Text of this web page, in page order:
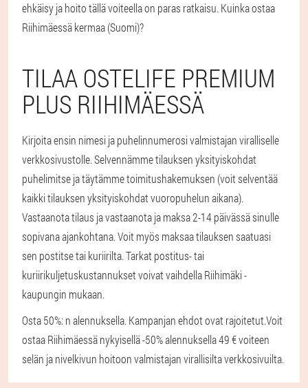
ehkäisy ja hoito tällä voiteella on paras ratkaisu. Kuinka ostaa
Riihimäessä kermaa (Suomi)?
TILAA OSTELIFE PREMIUM
PLUS RIIHIMÄESSÄ
Kirjoita ensin nimesi ja puhelinnumerosi valmistajan viralliselle
verkkosivustolle. Selvennämme tilauksen yksityiskohdat
puhelimitse ja täytämme toimitushakemuksen (voit selventää
kaikki tilauksen yksityiskohdat vuoropuhelun aikana).
Vastaanota tilaus ja vastaanota ja maksa 2-14 päivässä sinulle
sopivana ajankohtana. Voit myös maksaa tilauksen saatuasi
sen postitse tai kuriirilta. Tarkat postitus- tai
kuriirikuljetuskustannukset voivat vaihdella Riihimäki -
kaupungin mukaan.
Osta 50%: n alennuksella. Kampanjan ehdot ovat rajoitetut.Voit
ostaa Riihimäessä nykyisellä -50% alennuksella 49 € voiteen
selän ja nivelkivun hoitoon valmistajan virallisilta verkkosivuilta.